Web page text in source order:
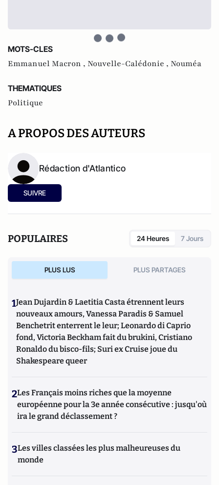
MOTS-CLES
Emmanuel Macron , Nouvelle-Calédonie , Nouméa
THEMATIQUES
Politique
A PROPOS DES AUTEURS
Rédaction d'Atlantico
SUIVRE
POPULAIRES 24 Heures 7 Jours
PLUS LUS PLUS PARTAGES
1Jean Dujardin & Laetitia Casta étrennent leurs
nouveaux amours, Vanessa Paradis & Samuel
Benchetrit enterrent le leur; Leonardo di Caprio
fond, Victoria Beckham fait du brukini, Cristiano
Ronaldo du bisco-fils; Suri ex Cruise joue du
Shakespeare queer
2Les Français moins riches que la moyenne
européenne pour la 3e année consécutive : jusqu'où
ira le grand déclassement ?
3Les villes classées les plus malheureuses du
monde